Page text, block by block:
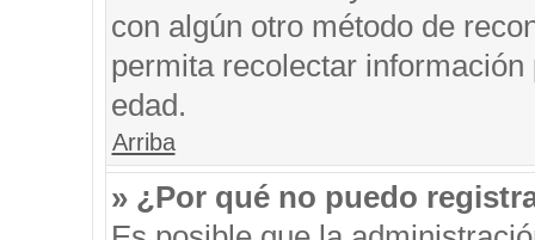
con algún otro método de
permita recolectar
edad.
Arriba
» ¿Por qué no puedo